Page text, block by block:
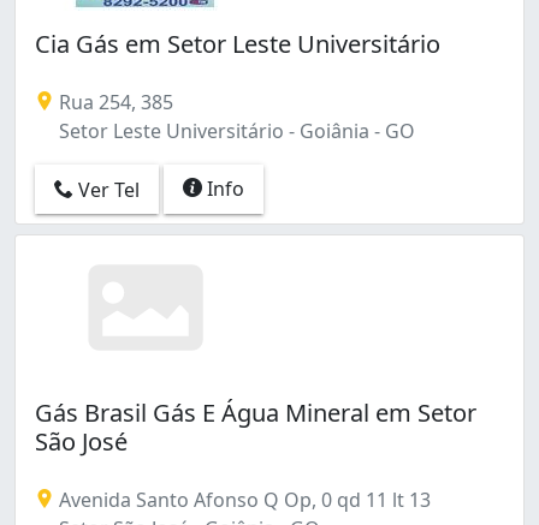
Cia Gás em Setor Leste Universitário
Rua 254, 385
Setor Leste Universitário - Goiânia - GO
Ver Tel Info
Gás Brasil Gás E Água Mineral em Setor
São José
Avenida Santo Afonso Q Op, 0 qd 11 lt 13